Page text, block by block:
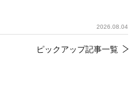
2026.08.04
ピックアップ記事一覧